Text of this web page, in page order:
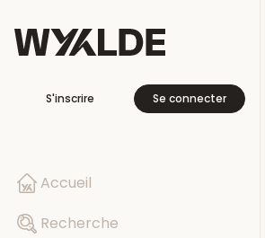
S'inscrire Se connecter
Accueil
Recherche